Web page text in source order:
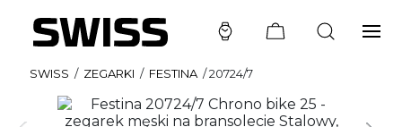
SWISS / ZEGARKI / FESTINA /20724/7